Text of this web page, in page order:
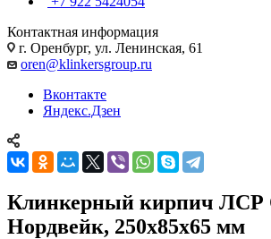
Контактная информация
г. Оренбург, ул. Ленинская, 61
oren@klinkersgroup.ru
Вконтакте
Яндекс.Дзен
Клинкерный кирпич ЛСР
Нордвейк, 250x85x65 мм